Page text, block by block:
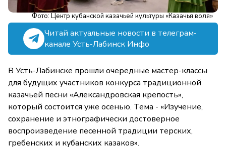
Фото: Центр кубанской казачьей культуры «Казачья воля»
Читай актуальные новости в телеграм-
канале Усть-Лабинск Инфо
В Усть-Лабинске прошли очередные мастер-классы
для будущих участников конкурса традиционной
казачьей песни «Александровская крепость»,
который состоится уже осенью. Тема - «Изучение,
сохранение и этнографически достоверное
воспроизведение песенной традиции терских,
гребенских и кубанских казаков».